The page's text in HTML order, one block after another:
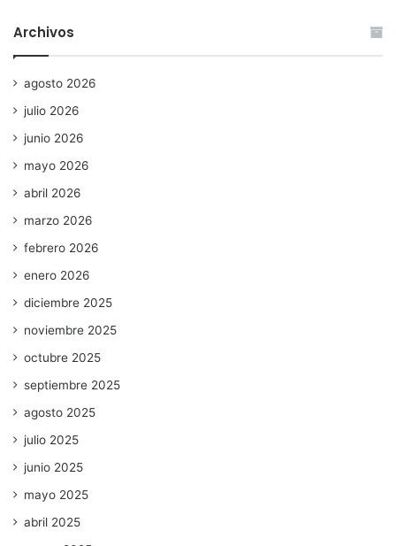
Archivos
agosto 2026
julio 2026
junio 2026
mayo 2026
abril 2026
marzo 2026
febrero 2026
enero 2026
diciembre 2025
noviembre 2025
octubre 2025
septiembre 2025
agosto 2025
julio 2025
junio 2025
mayo 2025
abril 2025